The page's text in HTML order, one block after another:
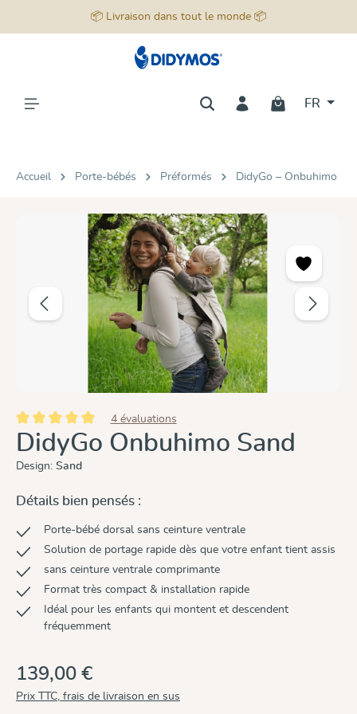
📦 Livraison dans tout le monde 📦
FR
Accueil Porte-bébés Préformés DidyGo – Onbuhimo
Ignorer la galerie d'images
Note moyenne de 5 sur 5 étoiles
4 évaluations
DidyGo Onbuhimo Sand
Design: Sand
Détails bien pensés :
Porte-bébé dorsal sans ceinture ventrale
Solution de portage rapide dès que votre enfant tient assis
sans ceinture ventrale comprimante
Format très compact & installation rapide
Idéal pour les enfants qui montent et descendent
fréquemment
139,00 €
Prix TTC, frais de livraison en sus